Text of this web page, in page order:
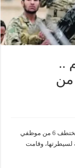
..
المليشيا الحوثية تخفي 6 من
عقب إستدراجهم ، مليشيا الإرهاب الحوثية الانقلابية تختطف 6 من موظفي
لسيطرتها، وقامت